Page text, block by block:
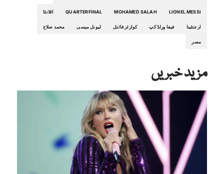
LIONEL MESSI
MOHAMED SALAH
QUARTERFINAL اٹلانٹا
ارجنٹینا فیفا ورلڈ کپ کوارٹر فائنل لیونل میسی محمد صلاح
مصر
مزید خبریں